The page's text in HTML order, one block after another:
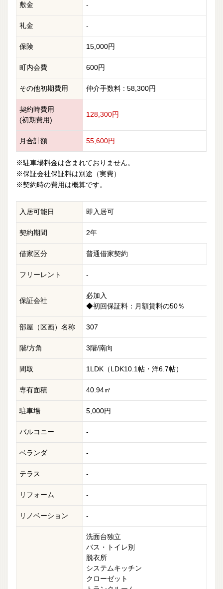
敷金 -
礼金 -
保険 15,000円
町内会費 600円
その他初期費用 仲介手数料 : 58,300円
契約時費用
(初期費用)
128,300円
月合計額 55,600円
※駐車場料金は含まれておりません。
※保証会社保証料は別途（実費）
※契約時の費用は概算です。
入居可能日 即入居可
契約期間 2年
借家区分 普通借家契約
フリーレント -
保証会社
必加入
◆初回保証料：月額賃料の50％
部屋（区画）名称 307
階/方角 3階/南向
間取 1LDK（LDK10.1帖・洋6.7帖）
専有面積 40.94㎡
駐車場 5,000円
バルコニー -
ベランダ -
テラス -
リフォーム -
リノベーション -
洗面台独立
バス・トイレ別
脱衣所
システムキッチン
クローゼット